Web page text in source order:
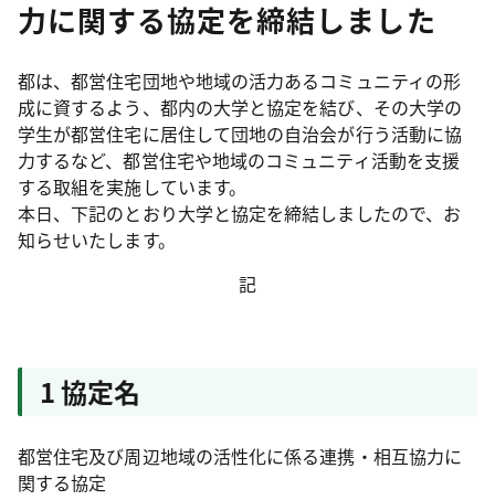
力に関する協定を締結しました
都は、都営住宅団地や地域の活力あるコミュニティの形
成に資するよう、都内の大学と協定を結び、その大学の
学生が都営住宅に居住して団地の自治会が行う活動に協
力するなど、都営住宅や地域のコミュニティ活動を支援
する取組を実施しています。
本日、下記のとおり大学と協定を締結しましたので、お
知らせいたします。
記
1 協定名
都営住宅及び周辺地域の活性化に係る連携・相互協力に
関する協定